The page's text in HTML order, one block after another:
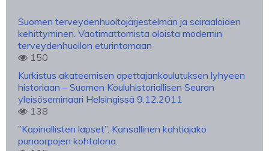
Suomen terveydenhuoltojärjestelmän ja sairaaloiden
kehittyminen. Vaatimattomista oloista modernin
terveydenhuollon eturintamaan
150
Kurkistus akateemisen opettajankoulutuksen lyhyeen
historiaan – Suomen Kouluhistoriallisen Seuran
yleisöseminaari Helsingissä 9.12.2011
138
”Kapinallisten lapset”. Kansallinen kahtiajako
punaorpojen kohtalona.